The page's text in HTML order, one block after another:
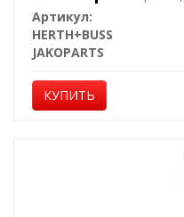
Артикул:
HERTH+BUSS
JAKOPARTS
КУПИТЬ